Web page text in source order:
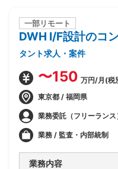
一部リモート
DWH I/F設計のコ
タント求人・案件
〜150 万円/月(税
東京都 / 福岡県
業務委託（フリーランス
業務 / 監査・内部統制
業務内容